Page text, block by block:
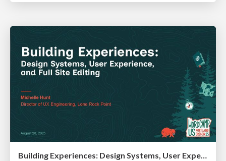
Building Experiences: Design Systems, User Experience, and Full Site Editing